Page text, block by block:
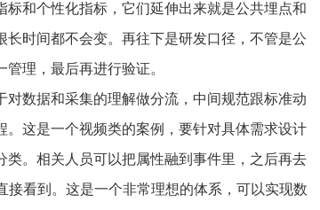
和个性化指标，它们延伸出来就是公共埋点和
时间都不会变。再往下是研发口径，不管是公
理，最后再进行验证。
数据和采集的理解做分流，中间规范跟标准动
这是一个视频类的案例，要针对具体需求设计
。相关人员可以把属性融到事件里，之后再去
看到。这是一个非常理想的体系，可以实现数